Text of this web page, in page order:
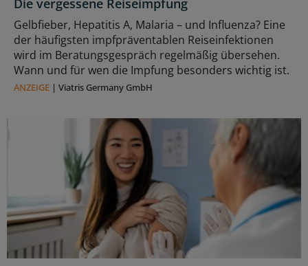
Die vergessene Reiseimpfung
Gelbfieber, Hepatitis A, Malaria – und Influenza? Eine
der häufigsten impfpräventablen Reiseinfektionen
wird im Beratungsgespräch regelmäßig übersehen.
Wann und für wen die Impfung besonders wichtig ist.
ANZEIGE | Viatris Germany GmbH